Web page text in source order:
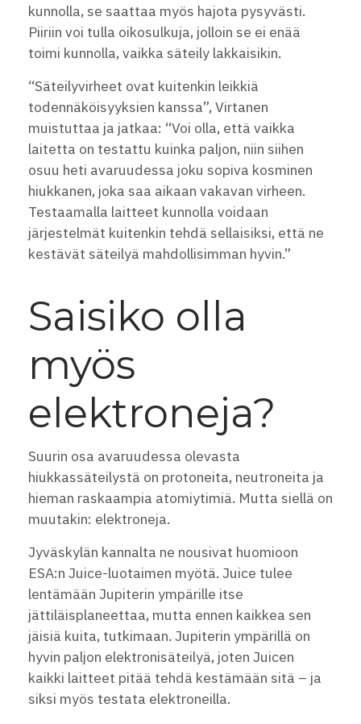
kunnolla, se saattaa myös hajota pysyvästi.
Piiriin voi tulla oikosulkuja, jolloin se ei enää
toimi kunnolla, vaikka säteily lakkaisikin.
“Säteilyvirheet ovat kuitenkin leikkiä
todennäköisyyksien kanssa”, Virtanen
muistuttaa ja jatkaa: “Voi olla, että vaikka
laitetta on testattu kuinka paljon, niin siihen
osuu heti avaruudessa joku sopiva kosminen
hiukkanen, joka saa aikaan vakavan virheen.
Testaamalla laitteet kunnolla voidaan
järjestelmät kuitenkin tehdä sellaisiksi, että ne
kestävät säteilyä mahdollisimman hyvin.”
Saisiko olla
myös
elektroneja?
Suurin osa avaruudessa olevasta
hiukkassäteilystä on protoneita, neutroneita ja
hieman raskaampia atomiytimiä. Mutta siellä on
muutakin: elektroneja.
Jyväskylän kannalta ne nousivat huomioon
ESA:n Juice-luotaimen myötä. Juice tulee
lentämään Jupiterin ympärille itse
jättiläisplaneettaa, mutta ennen kaikkea sen
jäisiä kuita, tutkimaan. Jupiterin ympärillä on
hyvin paljon elektronisäteilyä, joten Juicen
kaikki laitteet pitää tehdä kestämään sitä – ja
siksi myös testata elektroneilla.